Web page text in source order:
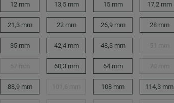
12 mm 13,5 mm 15 mm 17,2 mm
21,3 mm 22 mm 26,9 mm 28 mm
35 mm 42,4 mm 48,3 mm
60,3 mm 64 mm
88,9 mm 108 mm 114,3 mm